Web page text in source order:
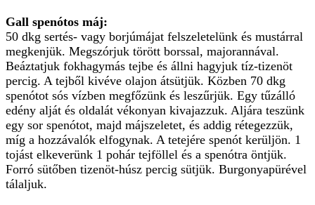
Gall spenótos máj:
50 dkg sertés- vagy borjúmájat felszeletelünk és mustárral
megkenjük. Megszórjuk törött borssal, majorannával.
Beáztatjuk fokhagymás tejbe és állni hagyjuk tíz-tizenöt
percig. A tejből kivéve olajon átsütjük. Közben 70 dkg
spenótot sós vízben megfőzünk és leszűrjük. Egy tűzálló
edény alját és oldalát vékonyan kivajazzuk. Aljára teszünk
egy sor spenótot, majd májszeletet, és addig rétegezzük,
míg a hozzávalók elfogynak. A tetejére spenót kerüljön. 1
tojást elkeverünk 1 pohár tejföllel és a spenótra öntjük.
Forró sütőben tizenöt-húsz percig sütjük. Burgonyapürével
tálaljuk.